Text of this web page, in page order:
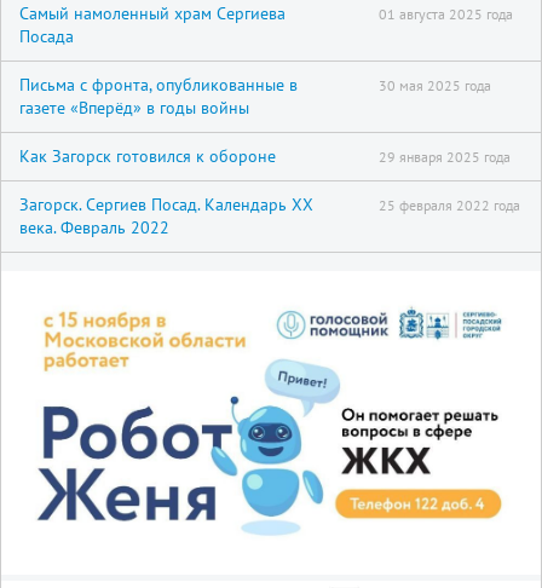
Самый намоленный храм Сергиева
Посада
01 августа 2025 года
Письма с фронта, опубликованные в
газете «Вперёд» в годы войны
30 мая 2025 года
Как Загорск готовился к обороне 29 января 2025 года
Загорск. Сергиев Посад. Календарь XX
века. Февраль 2022
25 февраля 2022 года